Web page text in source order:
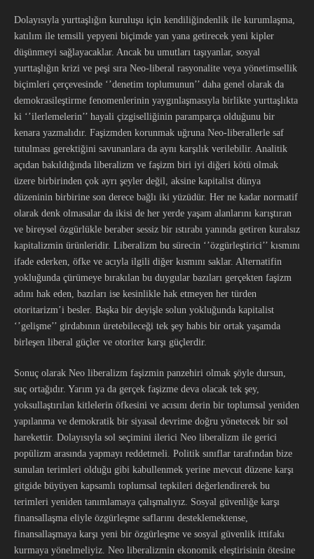
Dolayısıyla yurttaşlığın kuruluşu için kendiliğindenlik ile kurumlaşma,
katılım ile temsili yepyeni biçimde yan yana getirecek yeni kipler
düşünmeyi sağlayacaklar. Ancak bu umutları taşıyanlar, sosyal
yurttaşlığın krizi ve peşi sıra Neo-liberal rasyonalite veya yönetimsellik
biçimleri çerçevesinde ‘’denetim toplumunun’’ daha genel olarak da
demokrasileştirme fenomenlerinin yaygınlaşmasıyla birlikte yurttaşlıkta
ki ‘’ilerlemelerin’’ hayali çizgiselliğinin paramparça olduğunu bir
kenara yazmalıdır. Faşizmden korunmak uğruna Neo-liberallerle saf
tutulması gerektiğini savunanlara da aynı karşılık verilebilir. Analitik
açıdan bakıldığında liberalizm ve faşizm biri iyi diğeri kötü olmak
üzere birbirinden çok ayrı şeyler değil, aksine kapitalist dünya
düzeninin birbirine son derece bağlı iki yüzüdür. Her ne kadar normatif
olarak denk olmasalar da ikisi de her yerde yaşam alanlarını karıştıran
ve bireysel özgürlükle beraber sessiz bir ıstırabı yanında getiren kuralsız
kapitalizmin ürünleridir. Liberalizm bu sürecin ‘’özgürleştirici’’ kısmını
ifade ederken, öfke ve acıyla ilgili diğer kısmını saklar. Alternatifin
yokluğunda çürümeye bırakılan bu duygular bazıları gerçekten faşizm
adını hak eden, bazıları ise kesinlikle hak etmeyen her türden
otoritarizm’i besler. Başka bir deyişle solun yokluğunda kapitalist
‘’gelişme’’ girdabının üretebileceği tek şey habis bir ortak yaşamda
birleşen liberal güçler ve otoriter karşı güçlerdir.
Sonuç olarak Neo liberalizm faşizmin panzehiri olmak şöyle dursun,
suç ortağıdır. Yarım ya da gerçek faşizme deva olacak tek şey,
yoksullaştırılan kitlelerin öfkesini ve acısını derin bir toplumsal yeniden
yapılanma ve demokratik bir siyasal devrime doğru yönetecek bir sol
harekettir. Dolayısıyla sol seçimini ilerici Neo liberalizm ile gerici
popülizm arasında yapmayı reddetmeli. Politik sınıflar tarafından bize
sunulan terimleri olduğu gibi kabullenmek yerine mevcut düzene karşı
gitgide büyüyen kapsamlı toplumsal tepkileri değerlendirerek bu
terimleri yeniden tanımlamaya çalışmalıyız. Sosyal güvenliğe karşı
finansallaşma eliyle özgürleşme saflarını desteklemektense,
finansallaşmaya karşı yeni bir özgürleşme ve sosyal güvenlik ittifakı
kurmaya yönelmeliyiz. Neo liberalizmin ekonomik eleştirisinin ötesine